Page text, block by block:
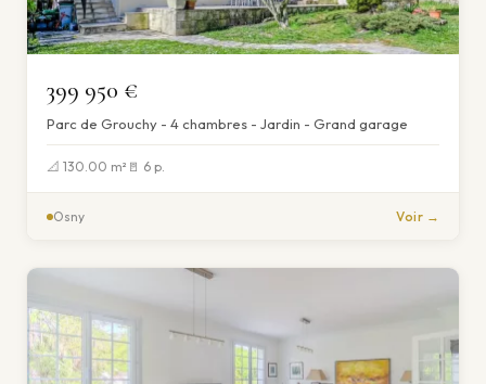
399 950 €
Parc de Grouchy - 4 chambres - Jardin - Grand garage
📐 130.00 m² 🚪 6 p.
Osny Voir →